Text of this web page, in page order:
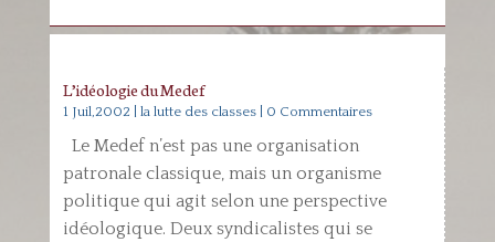
L’idéologie du Medef
1 Juil,2002 la lutte des classes| 0 Commentaires
Le Medef n’est pas une organisation
patronale classique, mais un organisme
politique qui agit selon une perspective
idéologique. Deux syndicalistes qui se